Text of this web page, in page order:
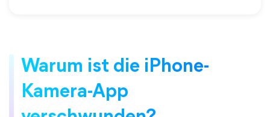
Warum ist die iPhone-
Kamera-App